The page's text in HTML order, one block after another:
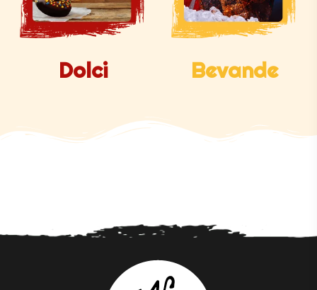
Dolci Bevande